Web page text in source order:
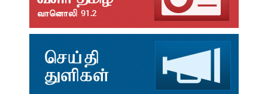
31
Jul
31
தமிழ்க்கலை – தமிழியல் காலாண்டு ஆய்விதழ் – 2025
Jul தமிழ்க்கலை – தமிழியல் காலாண்டு ஆய்விதழ் – 2024